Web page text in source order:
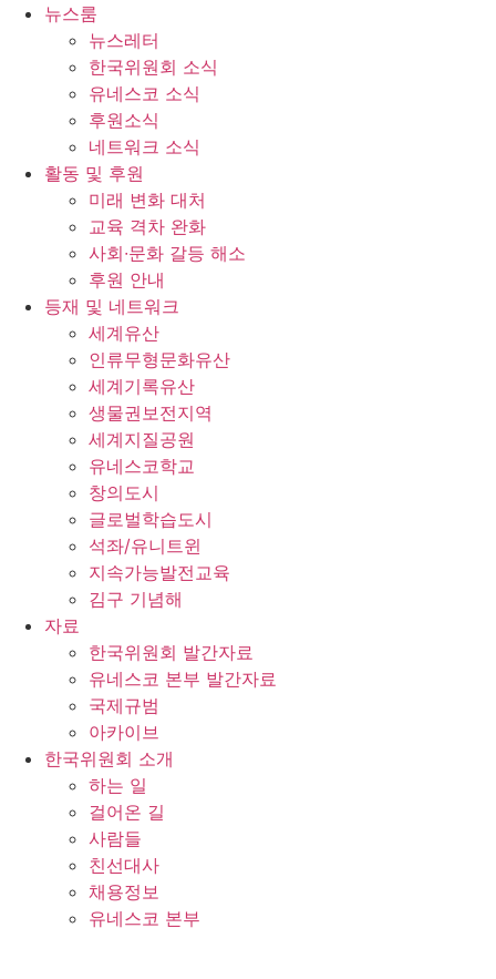
뉴스룸
뉴스레터
한국위원회 소식
유네스코 소식
후원소식
네트워크 소식
활동 및 후원
미래 변화 대처
교육 격차 완화
사회∙문화 갈등 해소
후원 안내
등재 및 네트워크
세계유산
인류무형문화유산
세계기록유산
생물권보전지역
세계지질공원
유네스코학교
창의도시
글로벌학습도시
석좌/유니트윈
지속가능발전교육
김구 기념해
자료
한국위원회 발간자료
유네스코 본부 발간자료
국제규범
아카이브
한국위원회 소개
하는 일
걸어온 길
사람들
친선대사
채용정보
유네스코 본부